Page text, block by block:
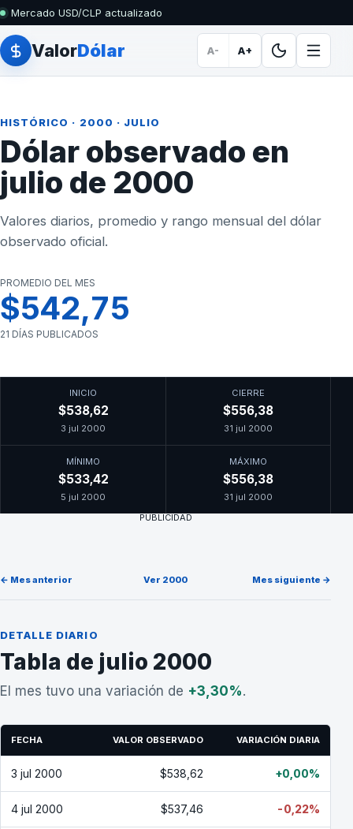
Mercado USD/CLP actualizado
ValorDólar A- A+
HISTÓRICO · 2000 · JULIO
Dólar observado en
julio de 2000
Valores diarios, promedio y rango mensual del dólar
observado oficial.
PROMEDIO DEL MES
$542,75
21 DÍAS PUBLICADOS
INICIO
$538,62
3 jul 2000
CIERRE
$556,38
31 jul 2000
MÍNIMO
$533,42
5 jul 2000
MÁXIMO
$556,38
31 jul 2000
PUBLICIDAD
← Mes anterior Ver 2000 Mes siguiente →
DETALLE DIARIO
Tabla de julio 2000
El mes tuvo una variación de +3,30%.
FECHA VALOR OBSERVADO VARIACIÓN DIARIA
3 jul 2000 $538,62 +0,00%
4 jul 2000 $537,46 -0,22%